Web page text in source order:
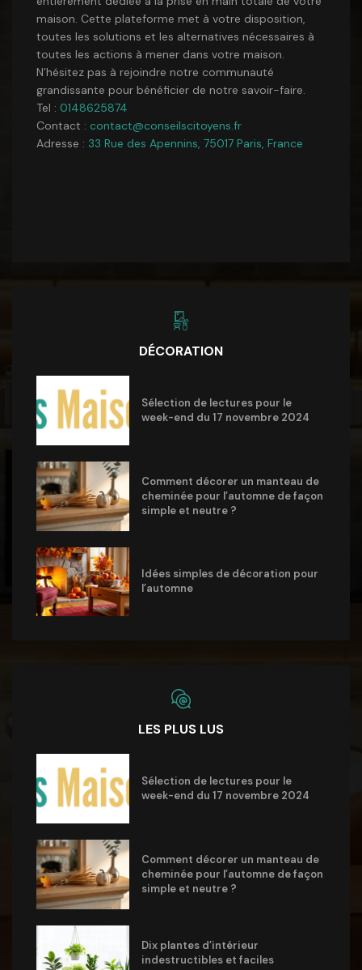
maison. Cette plateforme met à votre disposition,
toutes les solutions et les alternatives nécessaires à
toutes les actions à mener dans votre maison.
N’hésitez pas à rejoindre notre communauté
grandissante pour bénéficier de notre savoir-faire.
Tel : 0148625874
Contact : contact@conseilscitoyens.fr
Adresse : 33 Rue des Apennins, 75017 Paris, France
DÉCORATION
Sélection de lectures pour le
week-end du 17 novembre 2024
Comment décorer un manteau de
cheminée pour l’automne de façon
simple et neutre ?
Idées simples de décoration pour
l’automne
LES PLUS LUS
Sélection de lectures pour le
week-end du 17 novembre 2024
Comment décorer un manteau de
cheminée pour l’automne de façon
simple et neutre ?
Dix plantes d’intérieur
indestructibles et faciles